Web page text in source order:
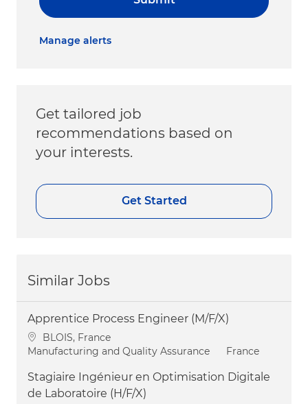
Manage alerts
Get tailored job
recommendations based on
your interests.
Get Started
Similar Jobs
Apprentice Process Engineer (M/F/X)
Location
BLOIS, France
Category
Manufacturing and Quality Assurance France
Stagiaire Ingénieur en Optimisation Digitale
de Laboratoire (H/F/X)